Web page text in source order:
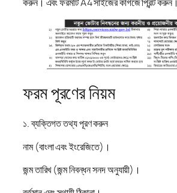
করুন। এবং ফরমটি A4 সাইজের কাগজে প্রিন্ট করুন।
ফরম পূরণের নিয়ম
১. ব্যক্তিগত তথ্য পূরণ করুন
নাম (বাংলা এবং ইংরেজিতে)।
জন্ম তারিখ (জন্ম নিবন্ধন সনদ অনুযায়ী)।